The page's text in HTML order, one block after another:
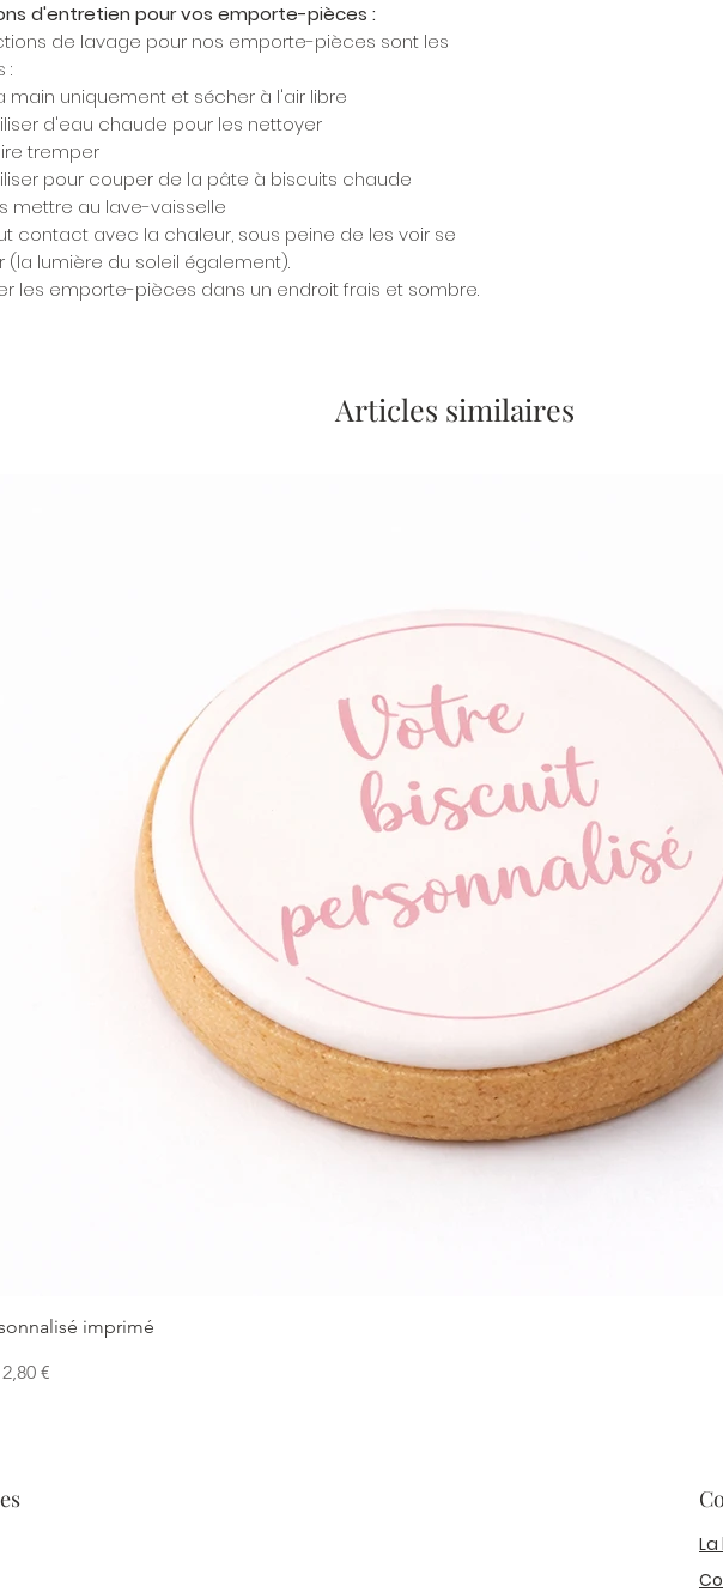
d'entretien pour vos emporte-pièces :
de lavage pour nos emporte-pièces sont les
:
main uniquement et sécher à l'air libre
d'eau chaude pour les nettoyer
tremper
pour couper de la pâte à biscuits chaude
mettre au lave-vaisselle
contact avec la chaleur, sous peine de les voir se
(la lumière du soleil également).
les emporte-pièces dans un endroit frais et sombre.
Articles similaires
imprimé
2,80 €